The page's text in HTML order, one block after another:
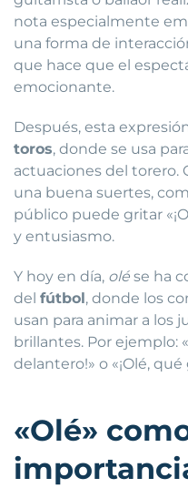
nota especialmente
una forma de
que hace que el
emocionante.
Después, esta
toros, donde se usa
actuaciones del torero.
una buena suertes,
público puede gritar
y entusiasmo.
Y hoy en día, olé se ha
del fútbol , donde los
usan para animar a los
brillantes. Por ejemplo:
delantero!» o «¡Olé, qué
«Olé»